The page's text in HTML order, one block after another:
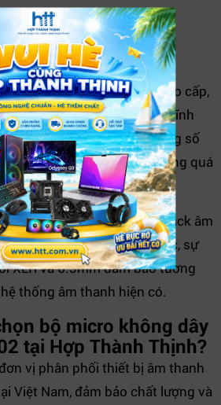
mọi nhu cầu giải trí.
bền của bộ micro
hoàn thiện với chất liệu cao cấp,
chắn và micro phủ lớp sơn tĩnh
Màn hình LED hiển thị thông số
dùng dễ kiểm soát trong quá
gọn, dễ bố trí trong tủ rack âm
trong các chuyến công tác, sự
XLR và 6.3mm đảm bảo tương
thống âm thanh hiện có.
bộ micro không dây
tại Hợp Thành Thịnh?
vị phân phối thiết bị âm thanh
Việt Nam, đảm bảo chất lượng và